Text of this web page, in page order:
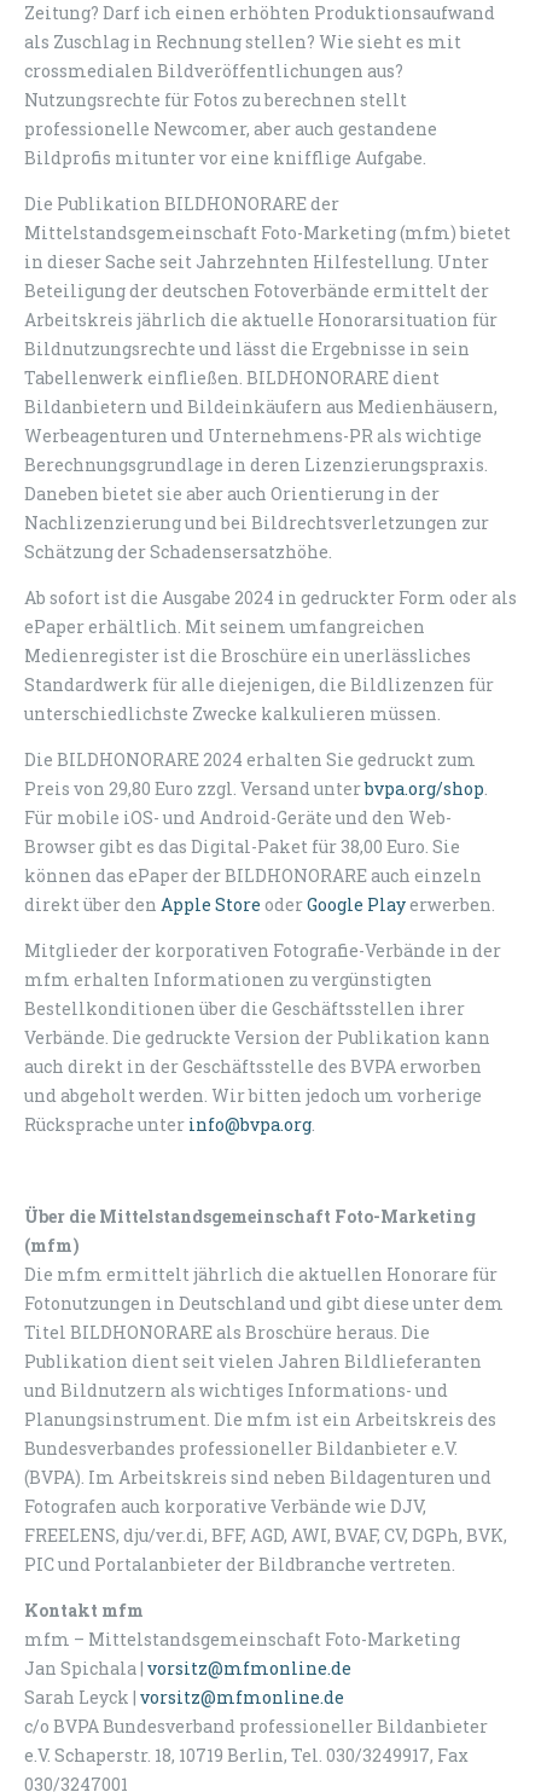
Zeitung? Darf ich einen erhöhten Produktionsaufwand
als Zuschlag in Rechnung stellen? Wie sieht es mit
crossmedialen Bildveröffentlichungen aus?
Nutzungsrechte für Fotos zu berechnen stellt
professionelle Newcomer, aber auch gestandene
Bildprofis mitunter vor eine knifflige Aufgabe.
Die Publikation BILDHONORARE der
Mittelstandsgemeinschaft Foto-Marketing (mfm) bietet
in dieser Sache seit Jahrzehnten Hilfestellung. Unter
Beteiligung der deutschen Fotoverbände ermittelt der
Arbeitskreis jährlich die aktuelle Honorarsituation für
Bildnutzungsrechte und lässt die Ergebnisse in sein
Tabellenwerk einfließen. BILDHONORARE dient
Bildanbietern und Bildeinkäufern aus Medienhäusern,
Werbeagenturen und Unternehmens-PR als wichtige
Berechnungsgrundlage in deren Lizenzierungspraxis.
Daneben bietet sie aber auch Orientierung in der
Nachlizenzierung und bei Bildrechtsverletzungen zur
Schätzung der Schadensersatzhöhe.
Ab sofort ist die Ausgabe 2024 in gedruckter Form oder als
ePaper erhältlich. Mit seinem umfangreichen
Medienregister ist die Broschüre ein unerlässliches
Standardwerk für alle diejenigen, die Bildlizenzen für
unterschiedlichste Zwecke kalkulieren müssen.
Die BILDHONORARE 2024 erhalten Sie gedruckt zum
Preis von 29,80 Euro zzgl. Versand unterbvpa.org/shop.
Für mobile iOS- und Android-Geräte und den Web-
Browser gibt es das Digital-Paket für 38,00 Euro. Sie
können das ePaper der BILDHONORARE auch einzeln
direkt über den Apple Store oderGoogle Playerwerben.
Mitglieder der korporativen Fotografie-Verbände in der
mfm erhalten Informationen zu vergünstigten
Bestellkonditionen über die Geschäftsstellen ihrer
Verbände. Die gedruckte Version der Publikation kann
auch direkt in der Geschäftsstelle des BVPA erworben
und abgeholt werden. Wir bitten jedoch um vorherige
Rücksprache unter info@bvpa.org.
Über die Mittelstandsgemeinschaft Foto-Marketing
(mfm)
Die mfm ermittelt jährlich die aktuellen Honorare für
Fotonutzungen in Deutschland und gibt diese unter dem
Titel BILDHONORARE als Broschüre heraus. Die
Publikation dient seit vielen Jahren Bildlieferanten
und Bildnutzern als wichtiges Informations- und
Planungsinstrument. Die mfm ist ein Arbeitskreis des
Bundesverbandes professioneller Bildanbieter e.V.
(BVPA). Im Arbeitskreis sind neben Bildagenturen und
Fotografen auch korporative Verbände wie DJV,
FREELENS, dju/ver.di, BFF, AGD, AWI, BVAF, CV, DGPh, BVK,
PIC und Portalanbieter der Bildbranche vertreten.
Kontakt mfm
mfm – Mittelstandsgemeinschaft Foto-Marketing
Jan Spichala | vorsitz@mfmonline.de
Sarah Leyck | vorsitz@mfmonline.de
c/o BVPA Bundesverband professioneller Bildanbieter
e.V. Schaperstr. 18, 10719 Berlin, Tel. 030/3249917, Fax
030/3247001